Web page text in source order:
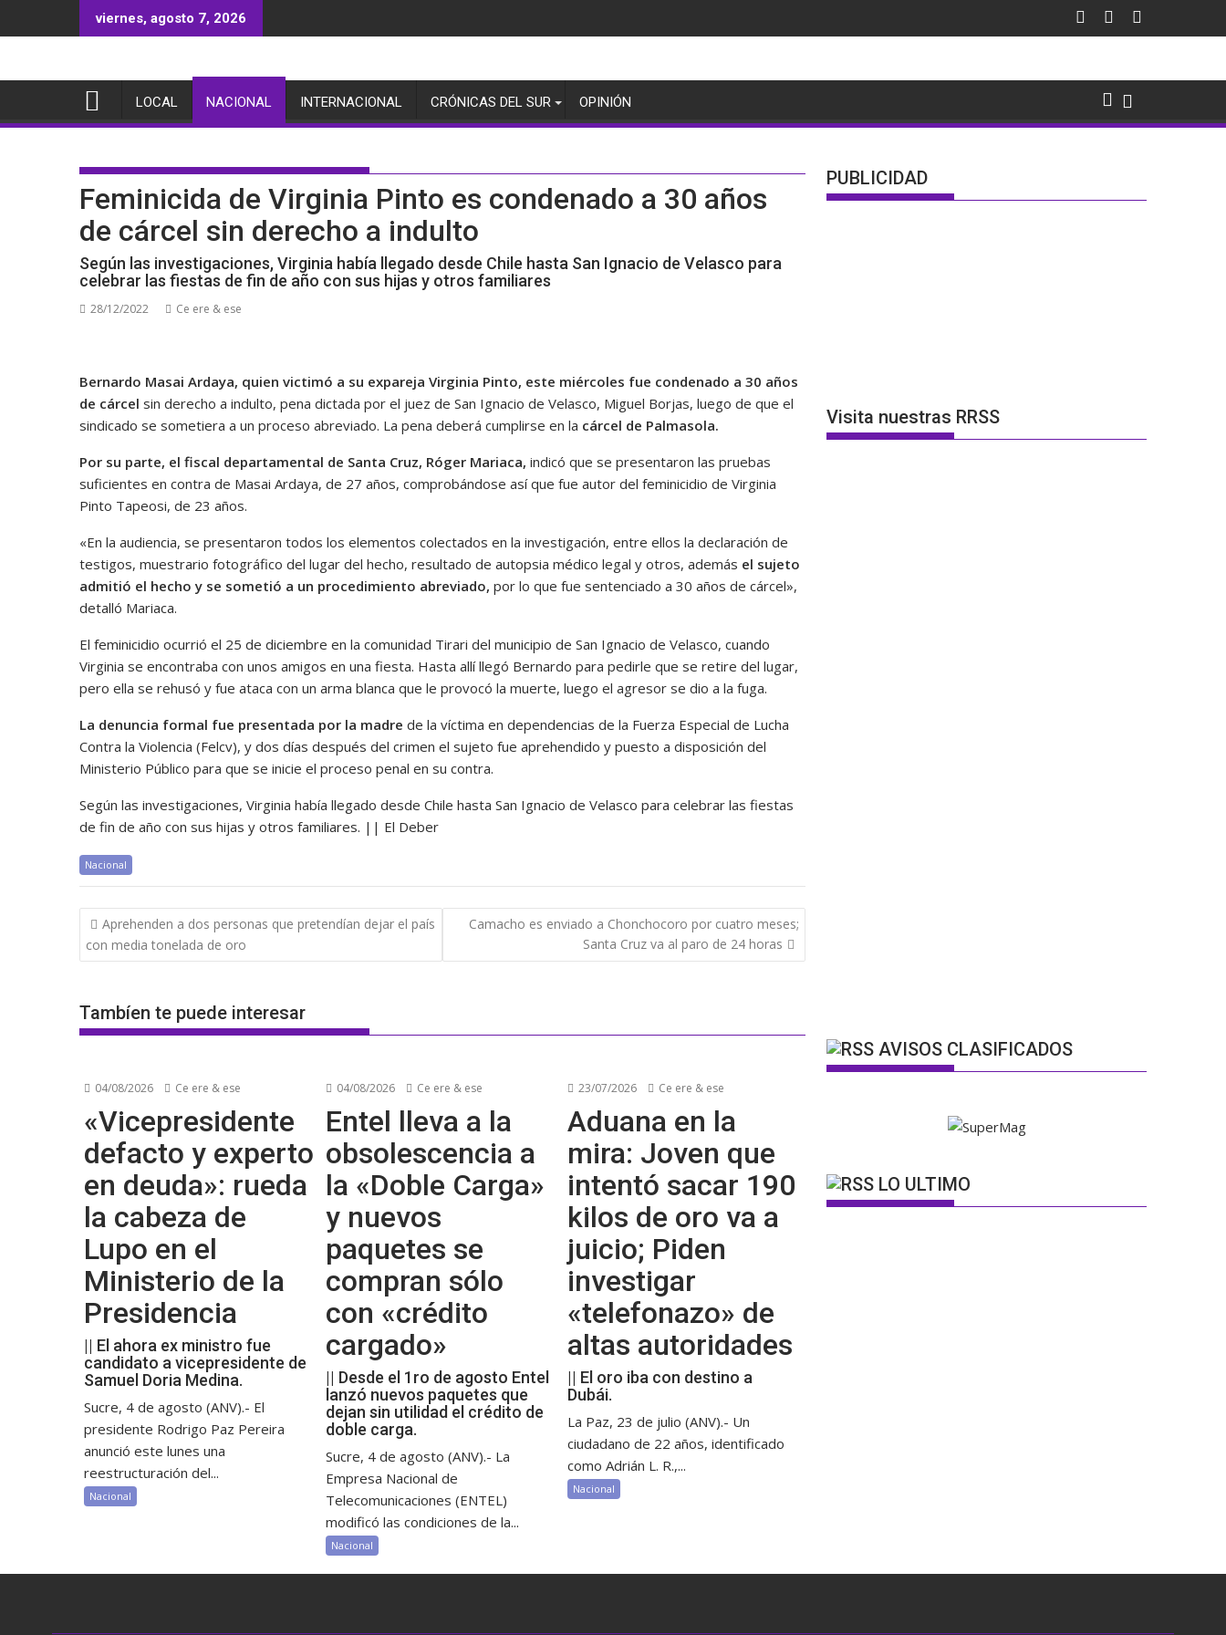
al
viernes, agosto 7, 2026
LOCAL NACIONAL INTERNACIONAL CRÓNICAS DEL SUR OPINIÓN
Feminicida de Virginia Pinto es condenado a 30 años
de cárcel sin derecho a indulto
Según las investigaciones, Virginia había llegado desde Chile hasta San Ignacio de Velasco para
celebrar las fiestas de fin de año con sus hijas y otros familiares
28/12/2022 Ce ere & ese
Bernardo Masai Ardaya, quien victimó a su expareja Virginia Pinto, este miércoles fue condenado a 30 años
de cárcel sin derecho a indulto, pena dictada por el juez de San Ignacio de Velasco, Miguel Borjas, luego de que el
sindicado se sometiera a un proceso abreviado. La pena deberá cumplirse en la cárcel de Palmasola.
Por su parte, el fiscal departamental de Santa Cruz, Róger Mariaca, indicó que se presentaron las pruebas
suficientes en contra de Masai Ardaya, de 27 años, comprobándose así que fue autor del feminicidio de Virginia
Pinto Tapeosi, de 23 años.
«En la audiencia, se presentaron todos los elementos colectados en la investigación, entre ellos la declaración de
testigos, muestrario fotográfico del lugar del hecho, resultado de autopsia médico legal y otros, además el sujeto
admitió el hecho y se sometió a un procedimiento abreviado, por lo que fue sentenciado a 30 años de cárcel»,
detalló Mariaca.
El feminicidio ocurrió el 25 de diciembre en la comunidad Tirari del municipio de San Ignacio de Velasco, cuando
Virginia se encontraba con unos amigos en una fiesta. Hasta allí llegó Bernardo para pedirle que se retire del lugar,
pero ella se rehusó y fue ataca con un arma blanca que le provocó la muerte, luego el agresor se dio a la fuga.
La denuncia formal fue presentada por la madre de la víctima en dependencias de la Fuerza Especial de Lucha
Contra la Violencia (Felcv), y dos días después del crimen el sujeto fue aprehendido y puesto a disposición del
Ministerio Público para que se inicie el proceso penal en su contra.
Según las investigaciones, Virginia había llegado desde Chile hasta San Ignacio de Velasco para celebrar las fiestas
de fin de año con sus hijas y otros familiares. || El Deber
Nacional
Navegación
de
entradas
Aprehenden a dos personas que pretendían dejar el país
con media tonelada de oro
Camacho es enviado a Chonchocoro por cuatro meses;
Santa Cruz va al paro de 24 horas
Tambíen te puede interesar
04/08/2026 Ce ere & ese
«Vicepresidente
defacto y experto
en deuda»: rueda
la cabeza de
Lupo en el
Ministerio de la
Presidencia
|| El ahora ex ministro fue
candidato a vicepresidente de
Samuel Doria Medina.
Sucre, 4 de agosto (ANV).- El
presidente Rodrigo Paz Pereira
anunció este lunes una
reestructuración del...
Nacional
04/08/2026 Ce ere & ese
Entel lleva a la
obsolescencia a
la «Doble Carga»
y nuevos
paquetes se
compran sólo
con «crédito
cargado»
|| Desde el 1ro de agosto Entel
lanzó nuevos paquetes que
dejan sin utilidad el crédito de
doble carga.
Sucre, 4 de agosto (ANV).- La
Empresa Nacional de
Telecomunicaciones (ENTEL)
modificó las condiciones de la...
Nacional
23/07/2026 Ce ere & ese
Aduana en la
mira: Joven que
intentó sacar 190
kilos de oro va a
juicio; Piden
investigar
«telefonazo» de
altas autoridades
|| El oro iba con destino a
Dubái.
La Paz, 23 de julio (ANV).- Un
ciudadano de 22 años, identificado
como Adrián L. R.,...
Nacional
PUBLICIDAD
Visita nuestras RRSS
AVISOS CLASIFICADOS
LO ULTIMO